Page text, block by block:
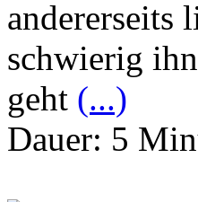
andererseits
schwierig
geht (...)
Dauer: 5